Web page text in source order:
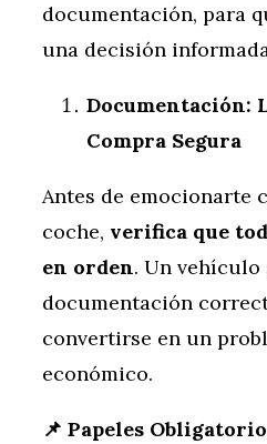
documentación, para
una decisión
Documentación:
Compra Segura
Antes de emocionarte
coche, verifica que
en orden. Un vehículo
documentación
convertirse en un
económico.
📌 Papeles